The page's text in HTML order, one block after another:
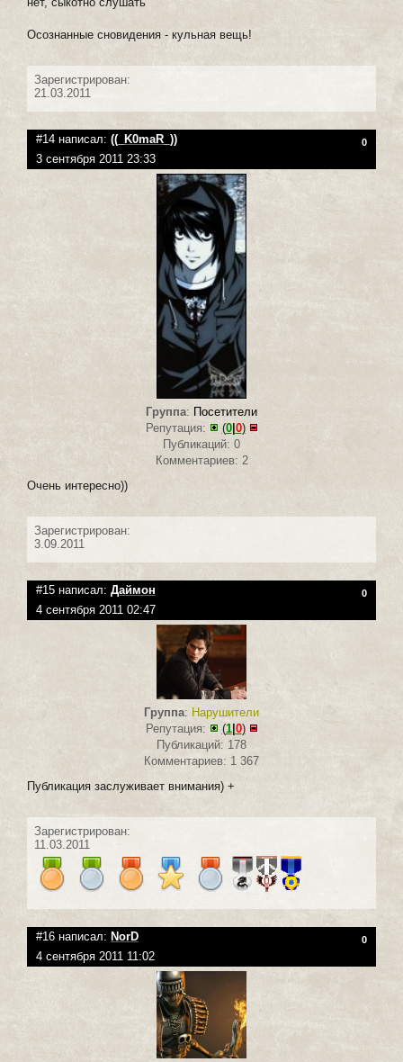
Осознанные сновидения - кульная вещь!
Зарегистрирован:
21.03.2011
#14 написал: ((_K0maR_)) 0
3 сентября 2011 23:33
Группа: Посетители
Репутация:
(0| 0)
Публикаций: 0
Комментариев: 2
Очень интересно))
Зарегистрирован:
3.09.2011
#15 написал: Даймон 0
4 сентября 2011 02:47
Группа: Нарушители
Репутация:
(1| 0)
Публикаций: 178
Комментариев: 1 367
Публикация заслуживает внимания) +
Зарегистрирован:
11.03.2011
#16 написал: NorD 0
4 сентября 2011 11:02